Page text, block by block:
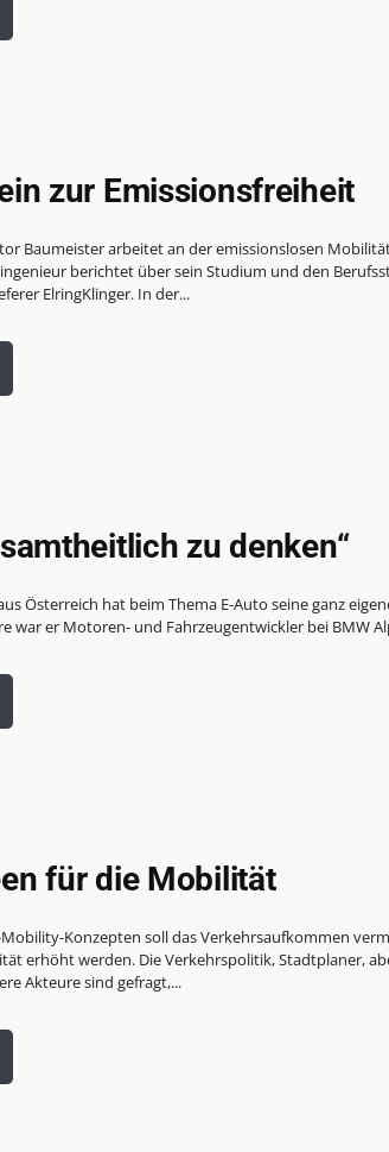
zur Emissionsfreiheit
Baumeister arbeitet an der emissionslosen
berichtet über sein Studium und den
ElringKlinger. In der...
zu denken“
Österreich hat beim Thema E-Auto seine ganz
war er Motoren- und Fahrzeugentwickler bei BMW
für die Mobilität
Konzepten soll das Verkehrsaufkommen
erhöht werden. Die Verkehrspolitik, Stadtplaner,
Akteure sind gefragt,...